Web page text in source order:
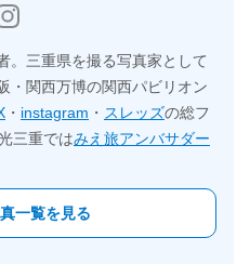
。三重県を撮る写真家として
・関西万博の関西パビリオン
・ instagram ・ スレッズの総フ
三重ではみえ旅アンバサダー
一覧を見る